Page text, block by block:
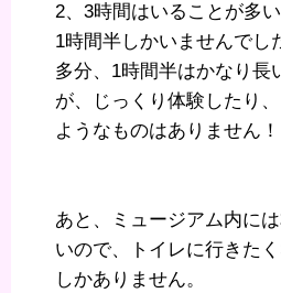
2、3時間はいることが多
1時間半しかいませんでし
多分、1時間半はかなり長
が、じっくり体験したり
ようなものはありません！
あと、ミュージアム内に
いので、トイレに行きた
しかありません。